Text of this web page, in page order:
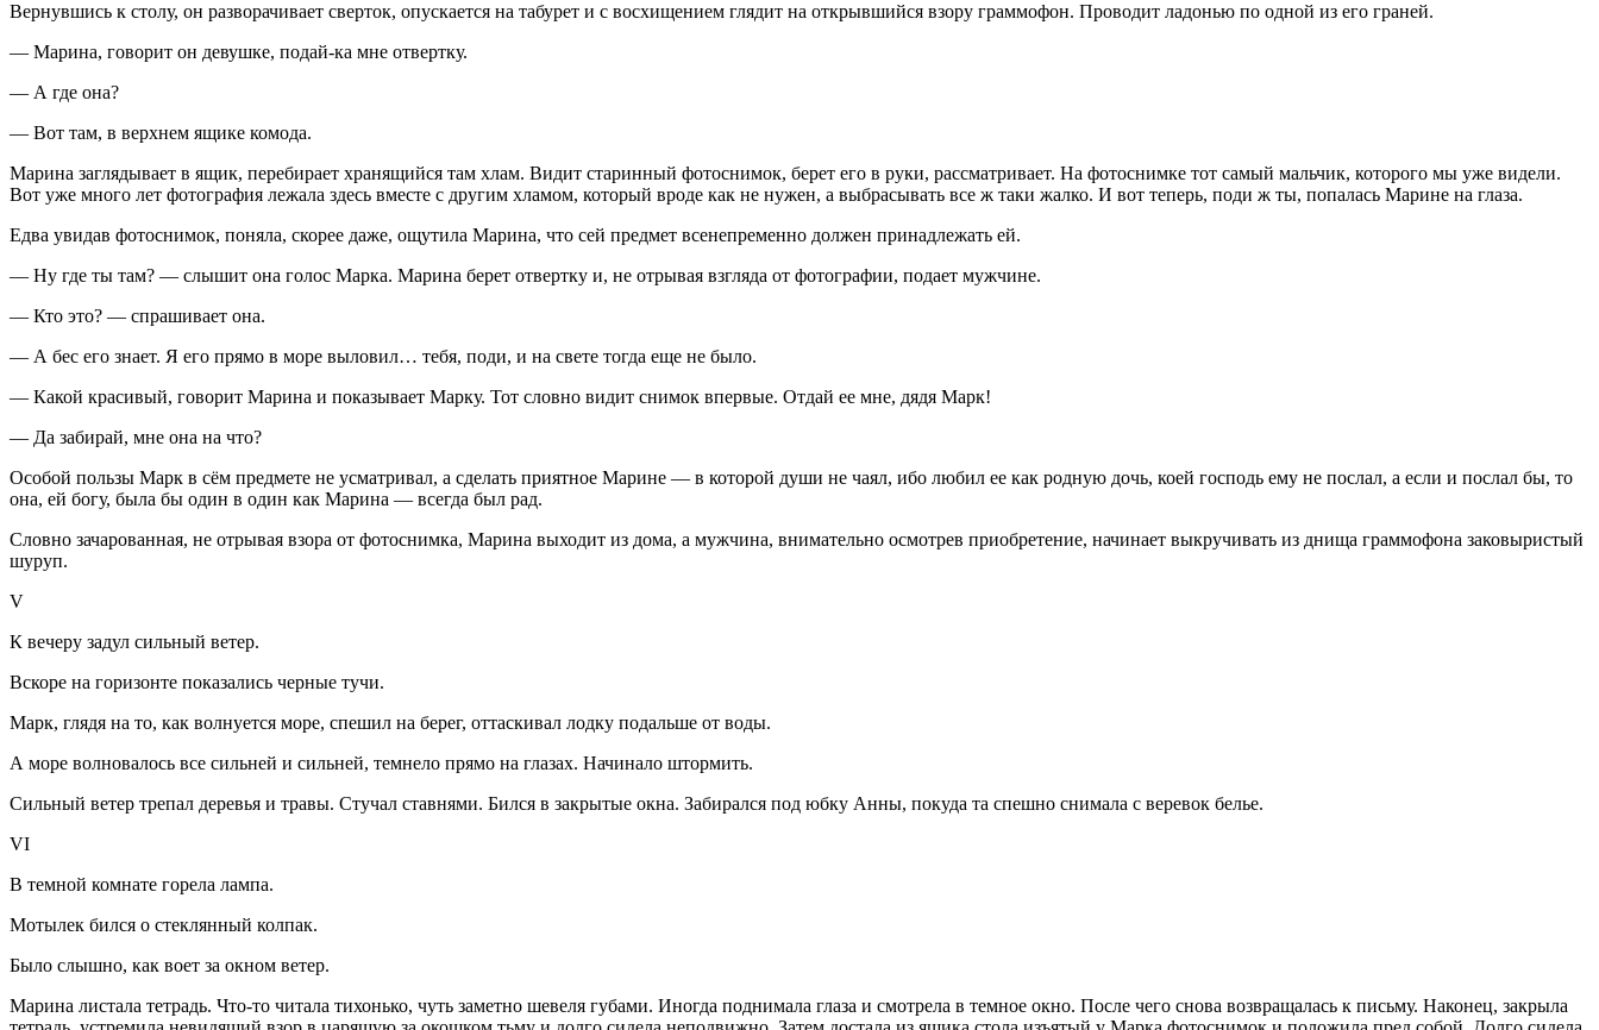
Вернувшись к столу, он разворачивает сверток, опускается на табурет и с восхищением глядит на открывшийся взору граммофон. Проводит ладонью по одной из его граней.
— Марина, говорит он девушке, подай-ка мне отвертку.
— А где она?
— Вот там, в верхнем ящике комода.
Марина заглядывает в ящик, перебирает хранящийся там хлам. Видит старинный фотоснимок, берет его в руки, рассматривает. На фотоснимке тот самый мальчик, которого мы уже видели.
Вот уже много лет фотография лежала здесь вместе с другим хламом, который вроде как не нужен, а выбрасывать все ж таки жалко. И вот теперь, поди ж ты, попалась Марине на глаза.
Едва увидав фотоснимок, поняла, скорее даже, ощутила Марина, что сей предмет всенепременно должен принадлежать ей.
— Ну где ты там? — слышит она голос Марка. Марина берет отвертку и, не отрывая взгляда от фотографии, подает мужчине.
— Кто это? — спрашивает она.
— А бес его знает. Я его прямо в море выловил… тебя, поди, и на свете тогда еще не было.
— Какой красивый, говорит Марина и показывает Марку. Тот словно видит снимок впервые. Отдай ее мне, дядя Марк!
— Да забирай, мне она на что?
Особой пользы Марк в сём предмете не усматривал, а сделать приятное Марине — в которой души не чаял, ибо любил ее как родную дочь, коей господь ему не послал, а если и послал бы, то
она, ей богу, была бы один в один как Марина — всегда был рад.
Словно зачарованная, не отрывая взора от фотоснимка, Марина выходит из дома, а мужчина, внимательно осмотрев приобретение, начинает выкручивать из днища граммофона заковыристый
шуруп.
V
К вечеру задул сильный ветер.
Вскоре на горизонте показались черные тучи.
Марк, глядя на то, как волнуется море, спешил на берег, оттаскивал лодку подальше от воды.
А море волновалось все сильней и сильней, темнело прямо на глазах. Начинало штормить.
Сильный ветер трепал деревья и травы. Стучал ставнями. Бился в закрытые окна. Забирался под юбку Анны, покуда та спешно снимала с веревок белье.
VI
В темной комнате горела лампа.
Мотылек бился о стеклянный колпак.
Было слышно, как воет за окном ветер.
Марина листала тетрадь. Что-то читала тихонько, чуть заметно шевеля губами. Иногда поднимала глаза и смотрела в темное окно. После чего снова возвращалась к письму. Наконец, закрыла